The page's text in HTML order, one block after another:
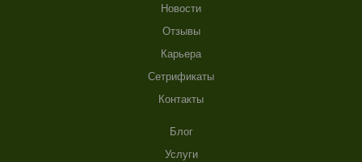
Новости
Отзывы
Карьера
Сетрификаты
Контакты
Блог
Услуги